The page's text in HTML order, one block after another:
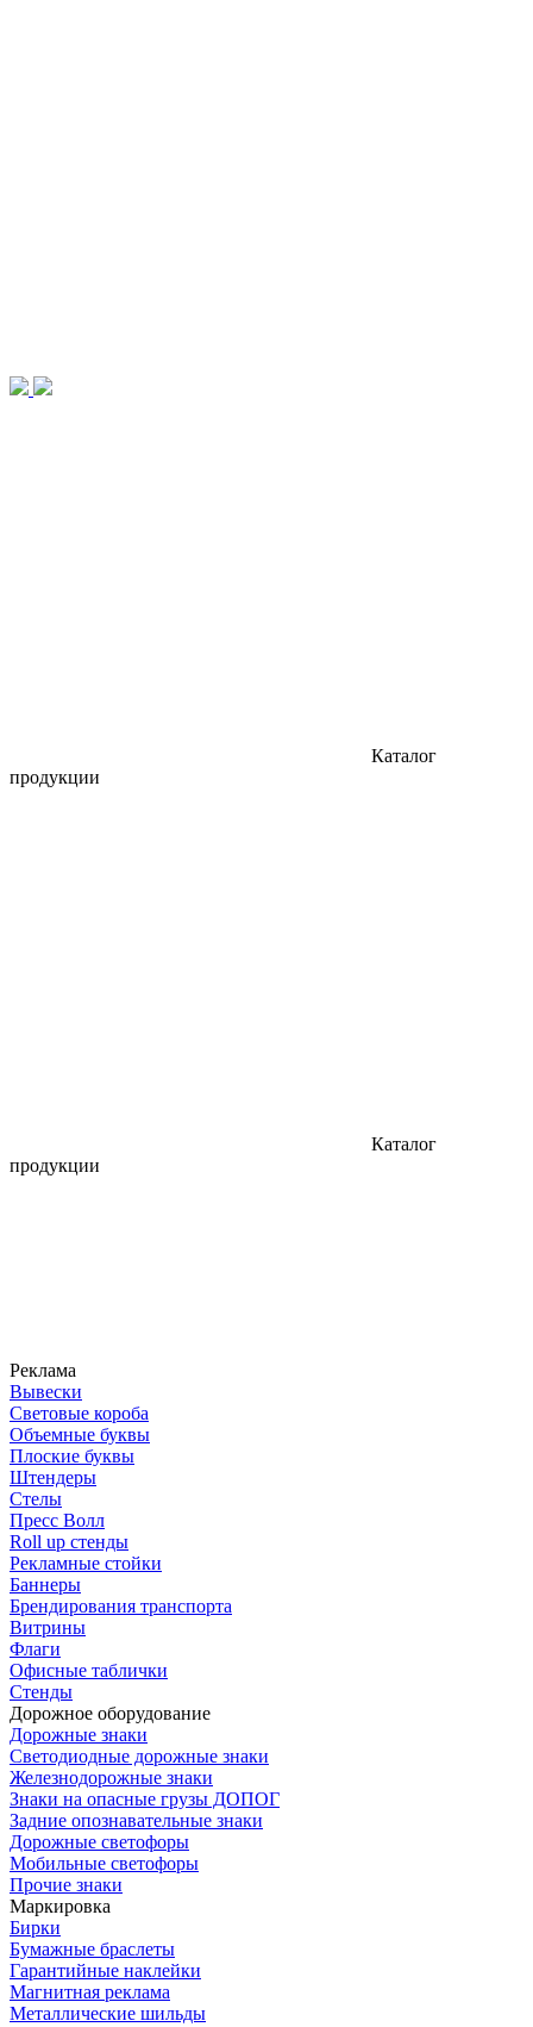
Каталог
продукции
Каталог
продукции
Реклама
Вывески
Световые короба
Объемные буквы
Плоские буквы
Штендеры
Стелы
Пресс Волл
Roll up стенды
Рекламные стойки
Баннеры
Брендирования транспорта
Витрины
Флаги
Офисные таблички
Стенды
Дорожное оборудование
Дорожные знаки
Светодиодные дорожные знаки
Железнодорожные знаки
Знаки на опасные грузы ДОПОГ
Задние опознавательные знаки
Дорожные светофоры
Мобильные светофоры
Прочие знаки
Маркировка
Бирки
Бумажные браслеты
Гарантийные наклейки
Магнитная реклама
Металлические шильды